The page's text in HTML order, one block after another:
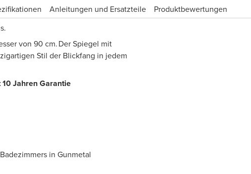
Anleitungen und Ersatzteile
Produktbewertungen
von 90 cm. Der Spiegel mit
Stil der Blickfang in jedem
Jahren Garantie
in Gunmetal